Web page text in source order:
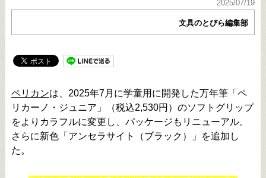
2025/07/19
文具のとびら編集部
ペリカンは、2025年7月に学童用に開発した万年筆「ペ
リカーノ・ジュニア」（税込2,530円）のソフトグリップ
をよりカラフルに変更し、パッケージもリニューアル。
さらに新色「アンセラサイト（ブラック）」を追加し
た。